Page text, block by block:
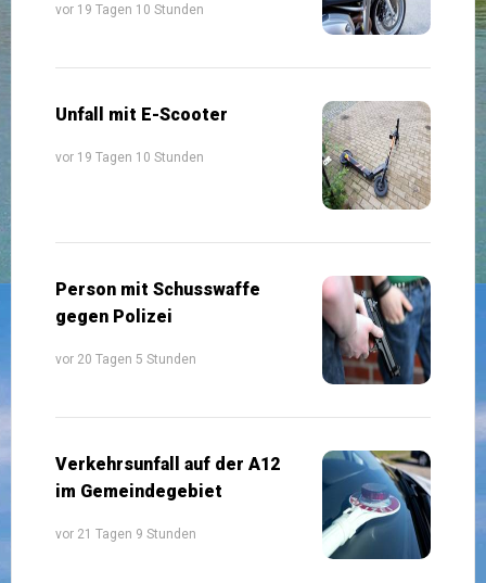
vor 19 Tagen 10 Stunden
Unfall mit E-Scooter
vor 19 Tagen 10 Stunden
Person mit Schusswaffe
gegen Polizei
vor 20 Tagen 5 Stunden
Verkehrsunfall auf der A12
im Gemeindegebiet
vor 21 Tagen 9 Stunden